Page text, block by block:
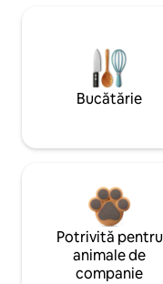
Bucătărie
Potrivită pentru
animale de
companie